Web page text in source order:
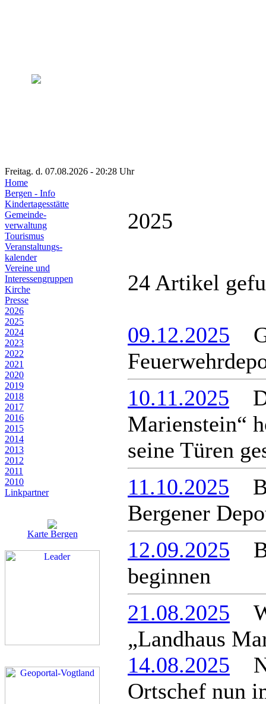
Freitag. d. 07.08.2026 - 20:28 Uhr
Home
Bergen - Info
Kindertagesstätte
Gemeinde-
verwaltung
Tourismus
Veranstaltungs-
kalender
Vereine und
Interessen­gruppen
Kirche
Presse
2026
2025
2024
2023
2022
2021
2020
2019
2018
2017
2016
2015
2014
2013
2012
2011
2010
Linkpartner
Karte Bergen
2025
24 Artikel
09.12.2025
10.11.2025
Marienstein“
seine Türen
11.10.2025
Bergener
12.09.2025
beginnen
21.08.2025
„Landhaus
14.08.2025
Ortschef nun